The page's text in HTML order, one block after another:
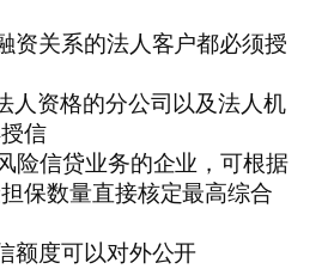
资关系的法人客户都必须授
人资格的分公司以及法人机
信
险信贷业务的企业，可根据
保数量直接核定最高综合
额度可以对外公开